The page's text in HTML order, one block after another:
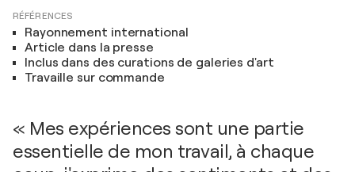
RÉFÉRENCES
Rayonnement international
Article dans la presse
Inclus dans des curations de galeries d'art
Travaille sur commande
« Mes expériences sont une partie
essentielle de mon travail, à chaque